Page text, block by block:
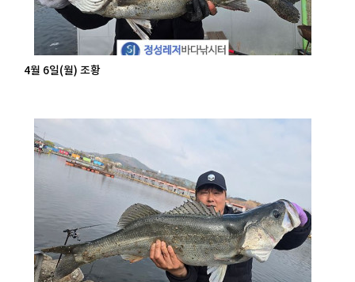
4월 6일(월) 조황